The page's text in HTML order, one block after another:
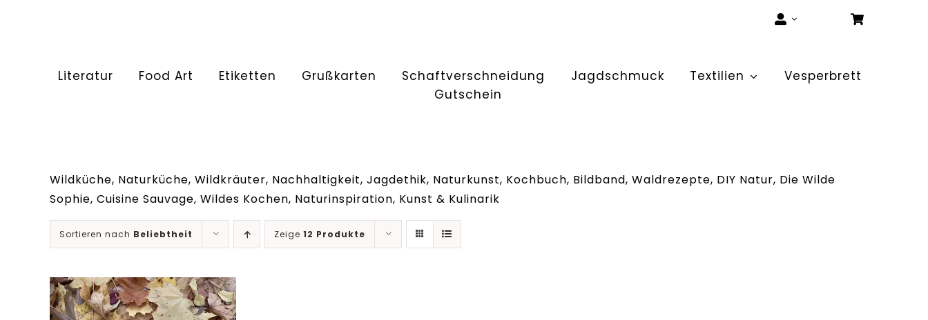
Literatur Food Art Etiketten Grußkarten Schaftverschneidung Jagdschmuck Textilien
Vesperbrett
Gutschein
Wildküche, Naturküche, Wildkräuter, Nachhaltigkeit, Jagdethik, Naturkunst, Kochbuch, Bildband, Waldrezepte, DIY Natur, Die Wilde
Sophie, Cuisine Sauvage, Wildes Kochen, Naturinspiration, Kunst & Kulinarik
Sortieren nach Beliebtheit Zeige 12 Produkte